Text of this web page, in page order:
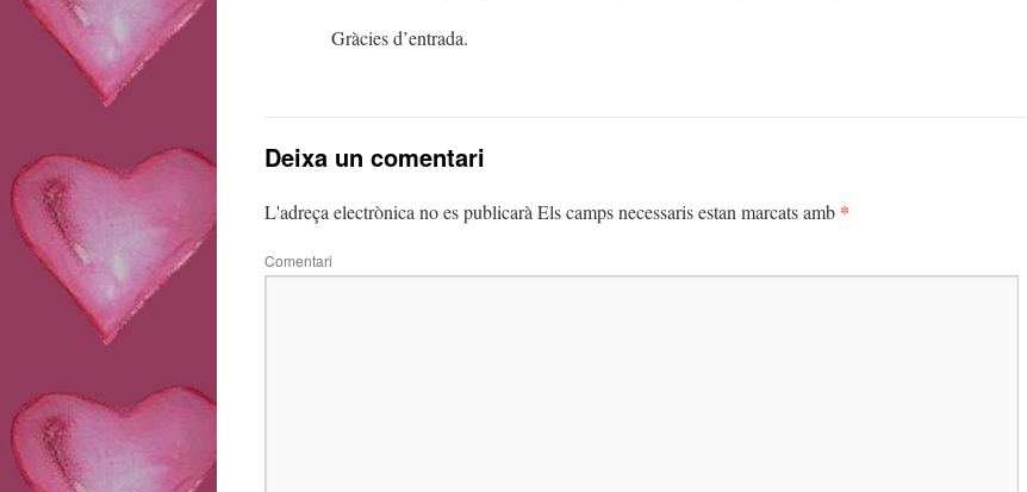
Gràcies d’entrada.
Deixa un comentari
L'adreça electrònica no es publicarà Els camps necessaris estan marcats amb *
Comentari